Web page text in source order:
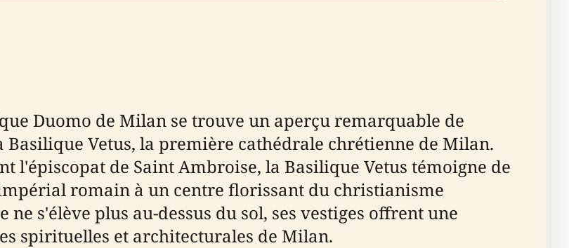
Duomo de Milan se trouve un aperçu remarquable de
Vetus, la première cathédrale chrétienne de Milan.
l'épiscopat de Saint Ambroise, la Basilique Vetus témoigne de
romain à un centre florissant du christianisme
s'élève plus au-dessus du sol, ses vestiges offrent une
spirituelles et architecturales de Milan.